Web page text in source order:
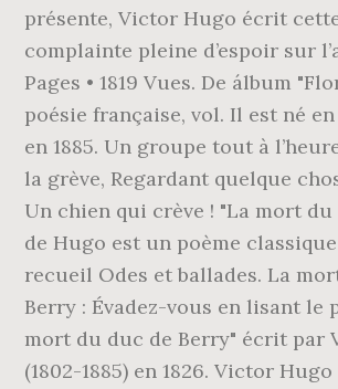
présente, Victor Hugo écrit
complainte pleine d’espoir sur
Pages • 1819 Vues. De álbum
poésie française, vol. Il est né
en 1885. Un groupe tout à
la grève, Regardant quelque
Un chien qui crève ! "La mort
de Hugo est un poème
recueil Odes et ballades. La
Berry : Évadez-vous en lisant le
mort du duc de Berry" écrit par
(1802-1885) en 1826. Victor